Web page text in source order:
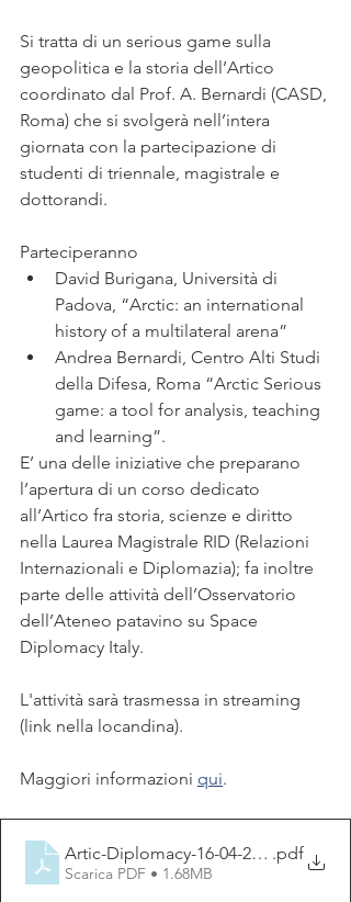
Si tratta di un serious game sulla
geopolitica e la storia dell’Artico
coordinato dal Prof. A. Bernardi (CASD,
Roma) che si svolgerà nell’intera
giornata con la partecipazione di
studenti di triennale, magistrale e
dottorandi.
Parteciperanno
David Burigana, Università di
Padova, “Arctic: an international
history of a multilateral arena”
Andrea Bernardi, Centro Alti Studi
della Difesa, Roma “Arctic Serious
game: a tool for analysis, teaching
and learning”.
E’ una delle iniziative che preparano
l’apertura di un corso dedicato
all’Artico fra storia, scienze e diritto
nella Laurea Magistrale RID (Relazioni
Internazionali e Diplomazia); fa inoltre
parte delle attività dell’Osservatorio
dell’Ateneo patavino su Space
Diplomacy Italy.
L'attività sarà trasmessa in streaming
(link nella locandina).
Maggiori informazioni qui.
Artic-Diplomacy-16-04-26-link
.pdf
Scarica PDF • 1.68MB